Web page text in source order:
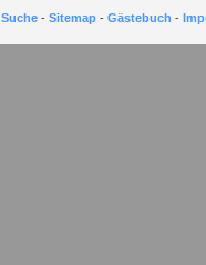
Suche - Sitemap - Gästebuch -